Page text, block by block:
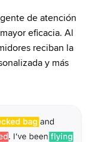
de atención
eficacia. Al
reciban la
y más